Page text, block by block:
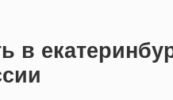
в